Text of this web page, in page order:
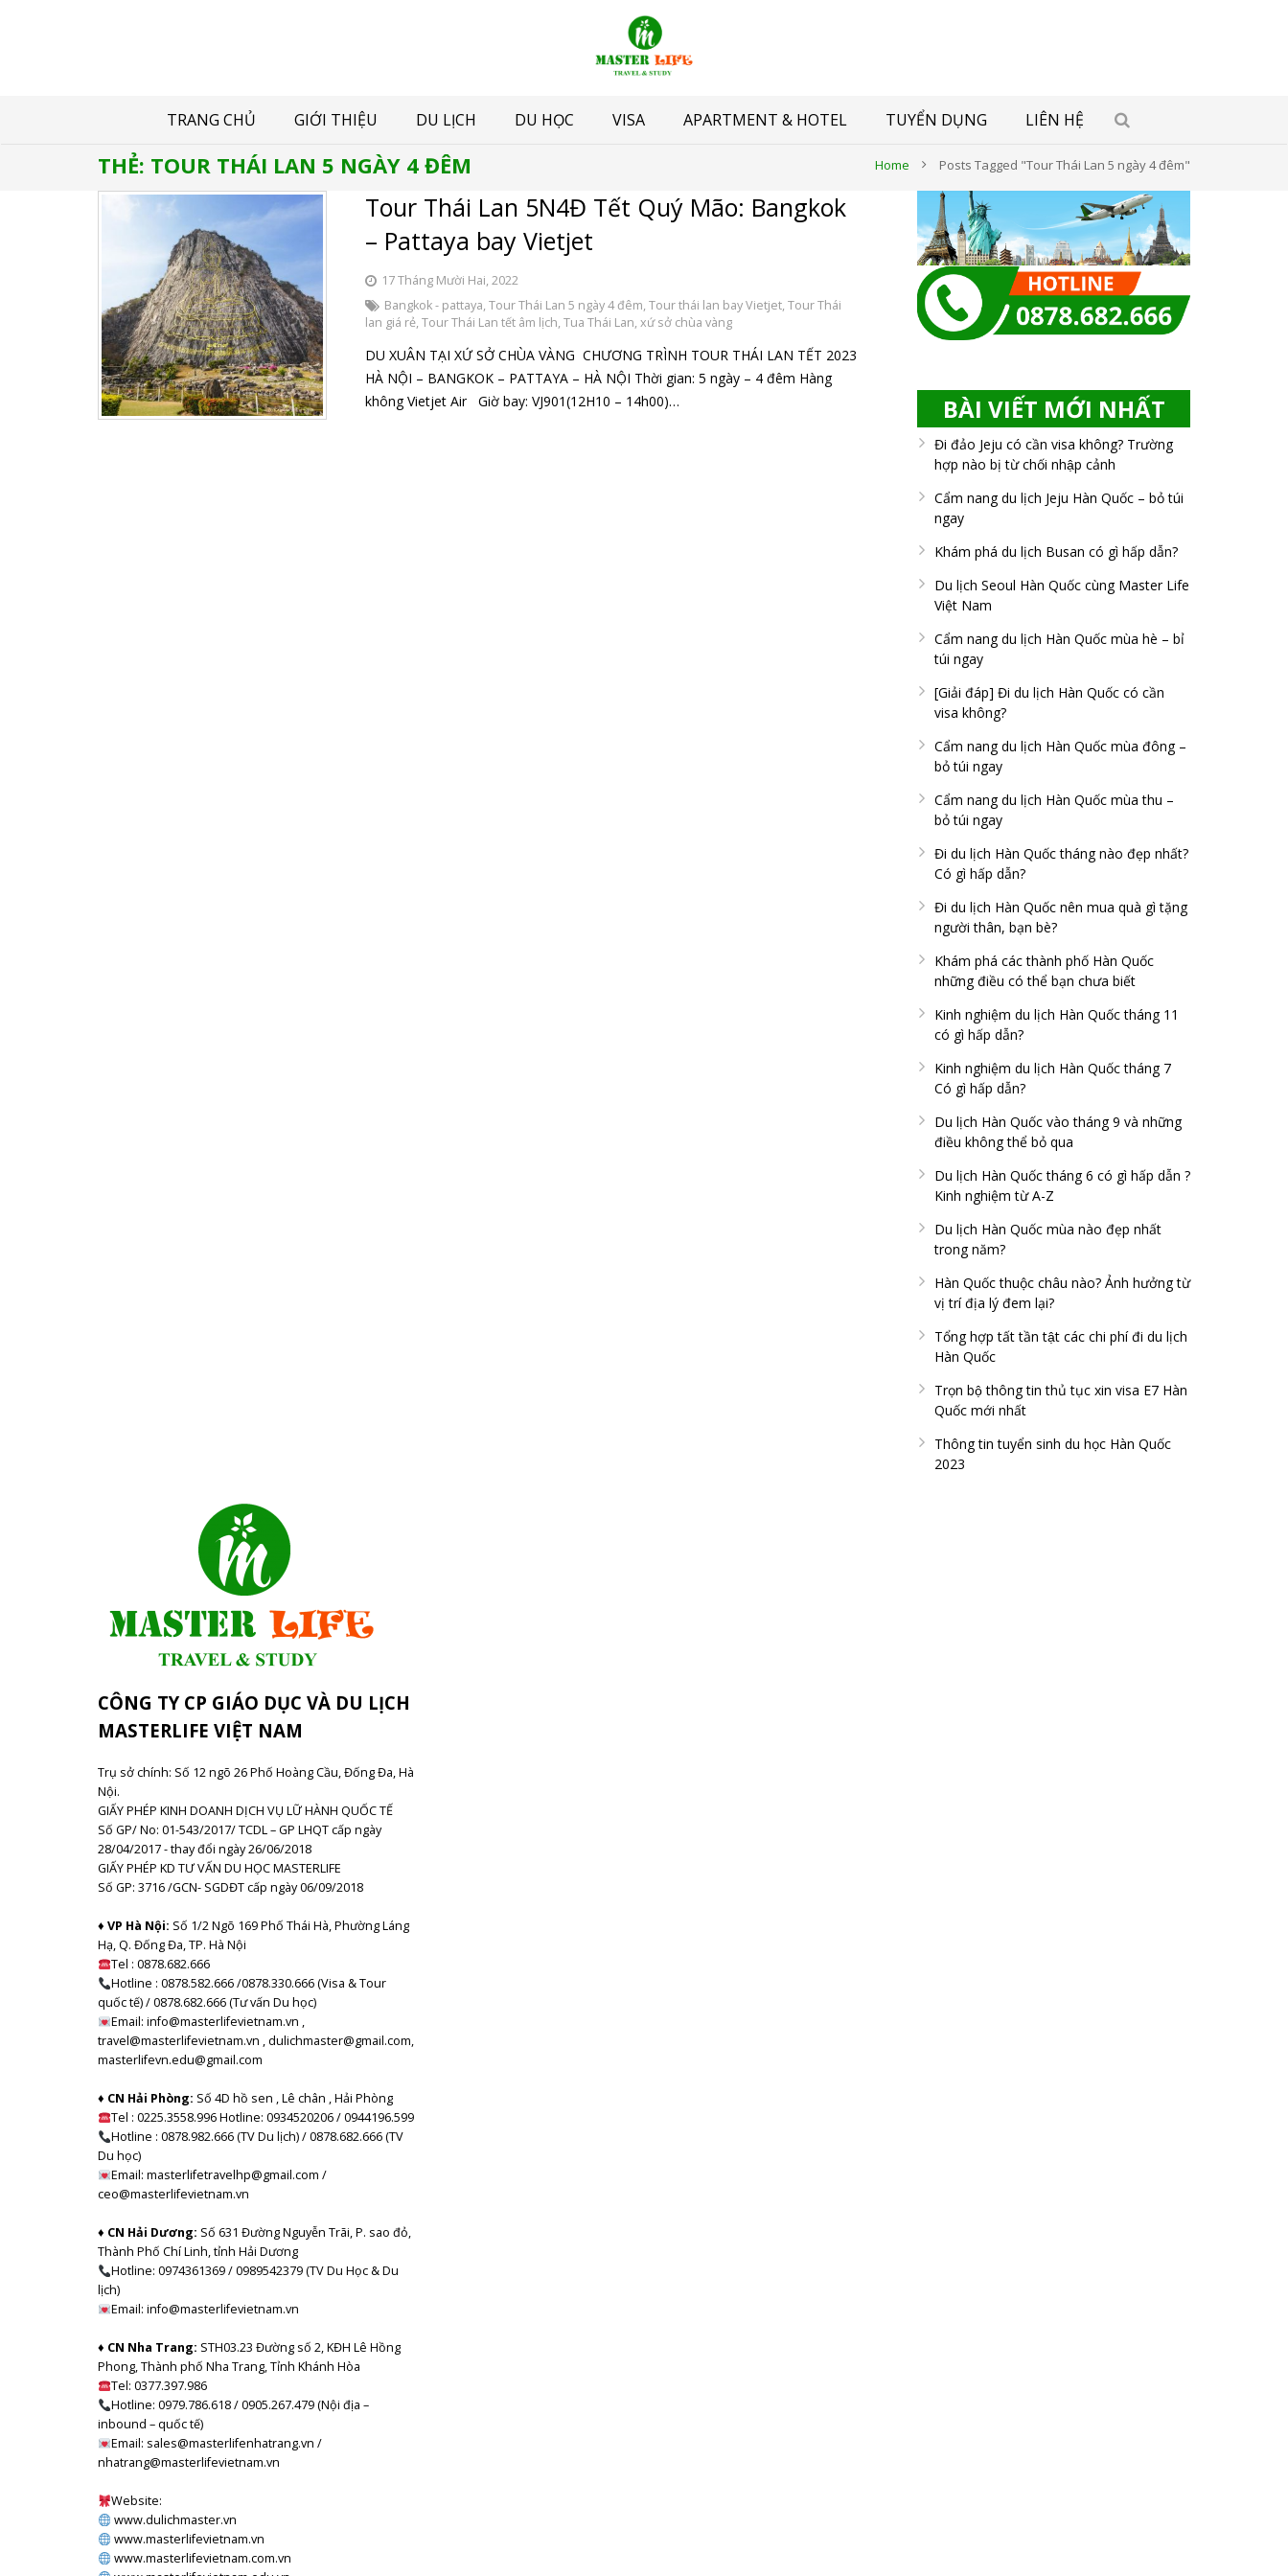
TRANG CHỦ GIỚI THIỆU DU LỊCH DU HỌC VISA APARTMENT & HOTEL TUYỂN DỤNG LIÊN HỆ
THẺ: TOUR THÁI LAN 5 NGÀY 4 ĐÊM Home Posts Tagged "Tour Thái Lan 5 ngày 4 đêm"
Tour Thái Lan 5N4Đ Tết Quý Mão: Bangkok
– Pattaya bay Vietjet
17 Tháng Mười Hai, 2022
Bangkok - pattaya,Tour Thái Lan 5 ngày 4 đêm,Tour thái lan bay Vietjet,Tour Thái
lan giá rẻ,Tour Thái Lan tết âm lịch,Tua Thái Lan,xứ sở chùa vàng
DU XUÂN TẠI XỨ SỞ CHÙA VÀNG CHƯƠNG TRÌNH TOUR THÁI LAN TẾT 2023
HÀ NỘI – BANGKOK – PATTAYA – HÀ NỘI Thời gian: 5 ngày – 4 đêm Hàng
không Vietjet Air Giờ bay: VJ901(12H10 – 14h00)…
BÀI VIẾT MỚI NHẤT
Đi đảo Jeju có cần visa không? Trường
hợp nào bị từ chối nhập cảnh
Cẩm nang du lịch Jeju Hàn Quốc – bỏ túi
ngay
Khám phá du lịch Busan có gì hấp dẫn?
Du lịch Seoul Hàn Quốc cùng Master Life
Việt Nam
Cẩm nang du lịch Hàn Quốc mùa hè – bỉ
túi ngay
[Giải đáp] Đi du lịch Hàn Quốc có cần
visa không?
Cẩm nang du lịch Hàn Quốc mùa đông –
bỏ túi ngay
Cẩm nang du lịch Hàn Quốc mùa thu –
bỏ túi ngay
Đi du lịch Hàn Quốc tháng nào đẹp nhất?
Có gì hấp dẫn?
Đi du lịch Hàn Quốc nên mua quà gì tặng
người thân, bạn bè?
Khám phá các thành phố Hàn Quốc
những điều có thể bạn chưa biết
Kinh nghiệm du lịch Hàn Quốc tháng 11
có gì hấp dẫn?
Kinh nghiệm du lịch Hàn Quốc tháng 7
Có gì hấp dẫn?
Du lịch Hàn Quốc vào tháng 9 và những
điều không thể bỏ qua
Du lịch Hàn Quốc tháng 6 có gì hấp dẫn ?
Kinh nghiệm từ A-Z
Du lịch Hàn Quốc mùa nào đẹp nhất
trong năm?
Hàn Quốc thuộc châu nào? Ảnh hưởng từ
vị trí địa lý đem lại?
Tổng hợp tất tần tật các chi phí đi du lịch
Hàn Quốc
Trọn bộ thông tin thủ tục xin visa E7 Hàn
Quốc mới nhất
Thông tin tuyển sinh du học Hàn Quốc
2023
CÔNG TY CP GIÁO DỤC VÀ DU LỊCH
MASTERLIFE VIỆT NAM
Trụ sở chính: Số 12 ngõ 26 Phố Hoàng Cầu, Đống Đa, Hà
Nội.
GIẤY PHÉP KINH DOANH DỊCH VỤ LỮ HÀNH QUỐC TẾ
Số GP/ No: 01-543/2017/ TCDL – GP LHQT cấp ngày
28/04/2017 - thay đổi ngày 26/06/2018
GIẤY PHÉP KD TƯ VẤN DU HỌC MASTERLIFE
Số GP: 3716 /GCN- SGDĐT cấp ngày 06/09/2018
♦ VP Hà Nội: Số 1/2 Ngõ 169 Phố Thái Hà, Phường Láng
Hạ, Q. Đống Đa, TP. Hà Nội
Tel :0878.682.666
Hotline : 0878.582.666 /0878.330.666 (Visa & Tour
quốc tế) / 0878.682.666 (Tư vấn Du học)
Email: info@masterlifevietnam.vn ,
travel@masterlifevietnam.vn , dulichmaster@gmail.com,
masterlifevn.edu@gmail.com
♦ CN Hải Phòng: Số 4D hồ sen , Lê chân , Hải Phòng
Tel : 0225.3558.996 Hotline: 0934520206 / 0944196.599
Hotline : 0878.982.666 (TV Du lịch) / 0878.682.666 (TV
Du học)
Email: masterlifetravelhp@gmail.com /
ceo@masterlifevietnam.vn
♦ CN Hải Dương: Số 631 Đường Nguyễn Trãi, P. sao đỏ,
Thành Phố Chí Linh, tỉnh Hải Dương
Hotline: 0974361369 / 0989542379 (TV Du Học & Du
lịch)
Email: info@masterlifevietnam.vn
♦ CN Nha Trang: STH03.23 Đường số 2, KĐH Lê Hồng
Phong, Thành phố Nha Trang, Tỉnh Khánh Hòa
Tel: 0377.397.986
Hotline: 0979.786.618 / 0905.267.479 (Nội địa –
inbound – quốc tế)
Email: sales@masterlifenhatrang.vn /
nhatrang@masterlifevietnam.vn
Website:
www.dulichmaster.vn
www.masterlifevietnam.vn
www.masterlifevietnam.com.vn